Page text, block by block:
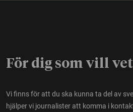
För dig som vill
Vi finns för att du ska kunna ta del av
hjälper vi journalister att komma i